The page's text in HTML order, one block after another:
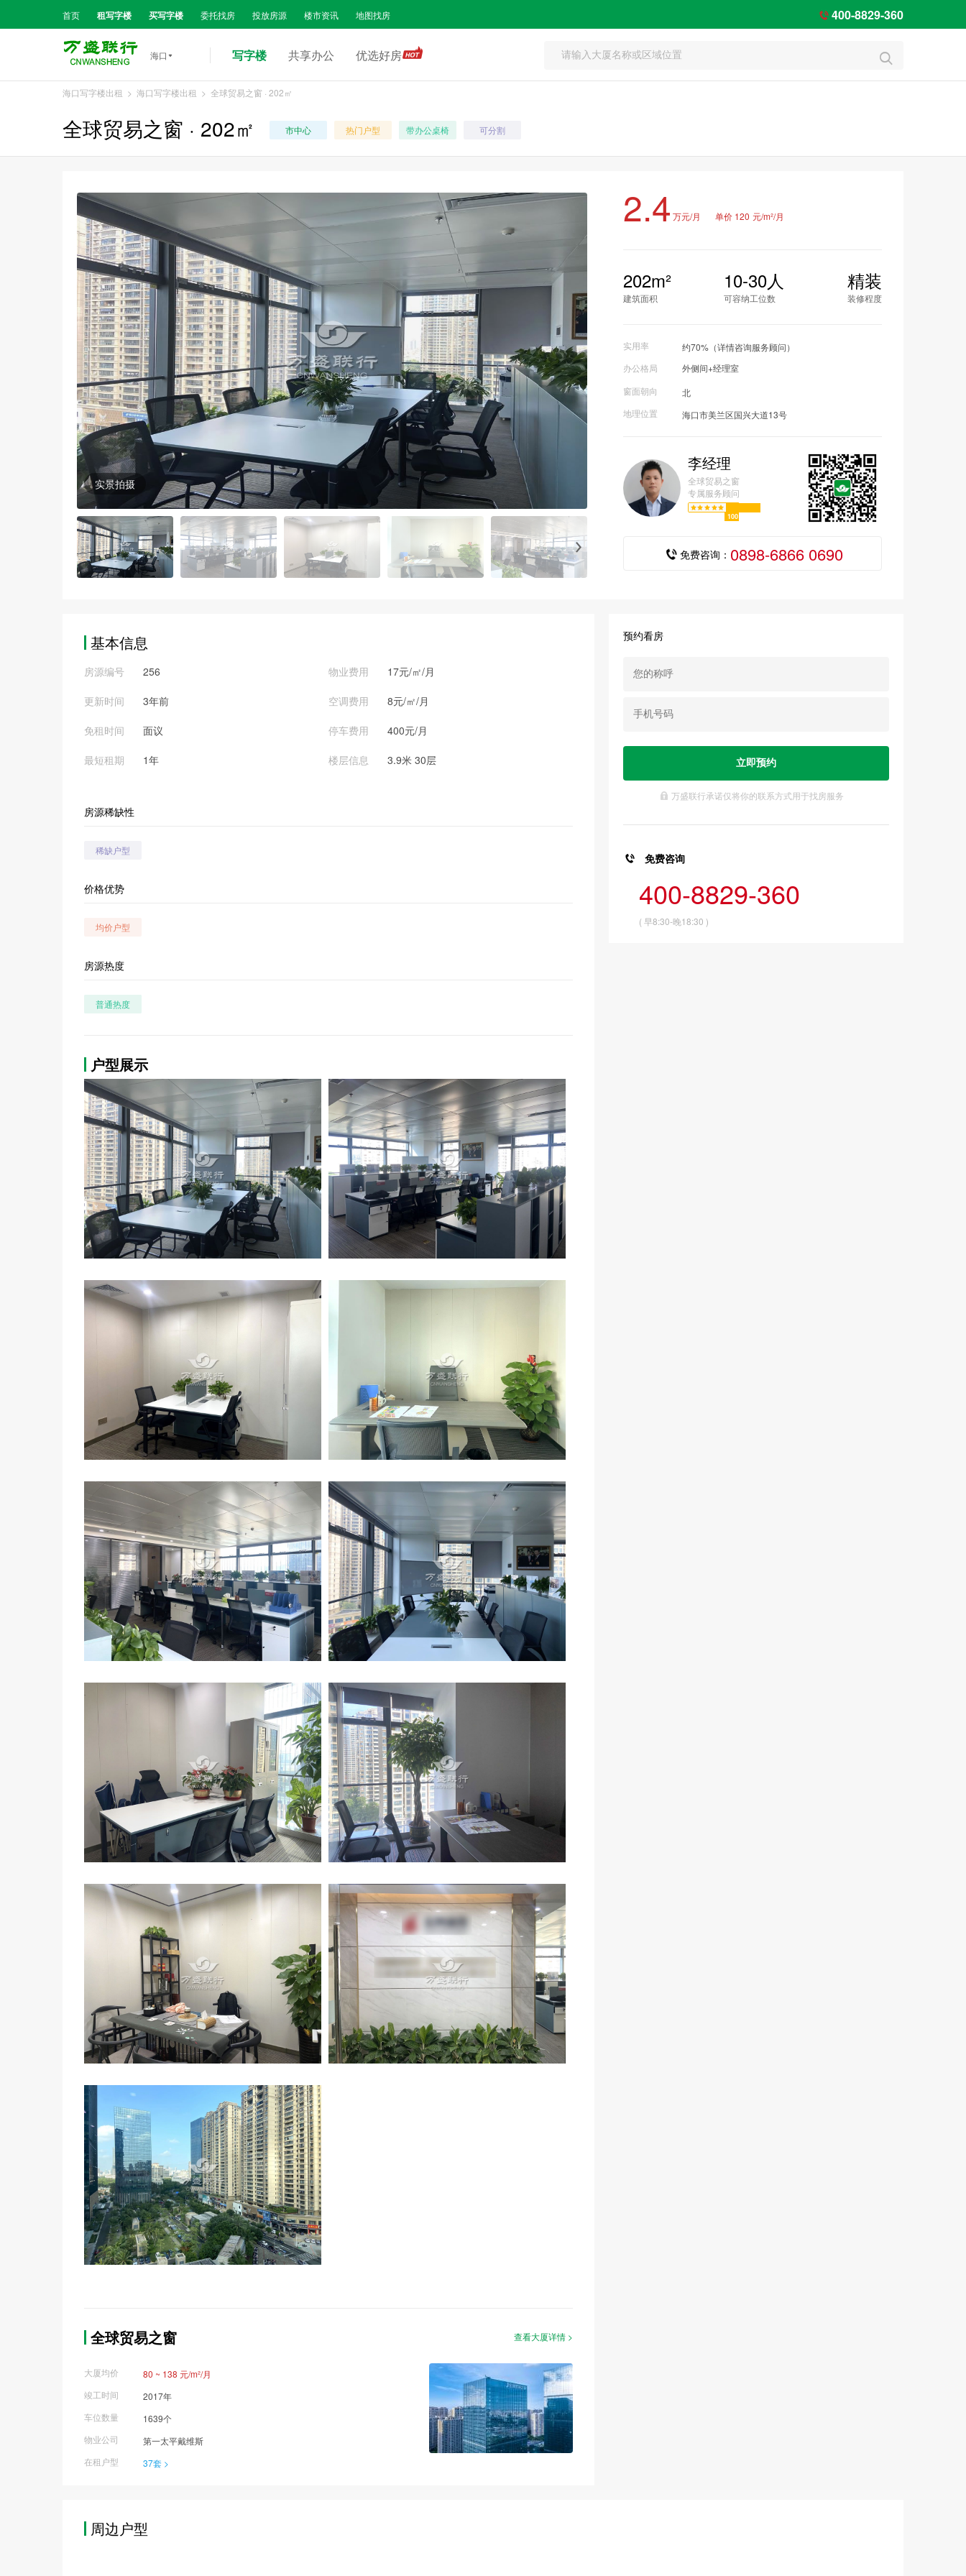
首页 租写字楼 买写字楼 委托找房 投放房源 楼市资讯 地图找房 400-8829-360
海口  写字楼 共享办公 优选好房 
海口写字楼出租 > 海口写字楼出租 > 全球贸易之窗 · 202㎡
全球贸易之窗 · 202㎡ 市中心 热门户型 带办公桌椅 可分割
实景拍摄 实景拍摄
2.4 万元/月 单价 120 元/m²/月
202m²
建筑面积
10-30人
可容纳工位数
精装
装修程度
实用率
约70%（详情咨询服务顾问）
办公格局
外侧间+经理室
窗面朝向
北
地理位置
海口市美兰区国兴大道13号
李经理
全球贸易之窗
专属服务顾问
100
免费咨询： 0898-6866 0690
基本信息
房源编号 256 物业费用 17元/㎡/月
更新时间 3年前 空调费用 8元/㎡/月
免租时间 面议 停车费用 400元/月
最短租期 1年 楼层信息 3.9米 30层
房源稀缺性
稀缺户型
价格优势
均价户型
房源热度
普通热度
户型展示
全球贸易之窗 查看大厦详情 >
大厦均价
80 ~ 138 元/m²/月
竣工时间
2017年
车位数量
1639个
物业公司
第一太平戴维斯
在租户型
37套 >
预约看房
万盛联行承诺仅将你的联系方式用于找房服务
 免费咨询
400-8829-360
( 早8:30-晚18:30 )
周边户型